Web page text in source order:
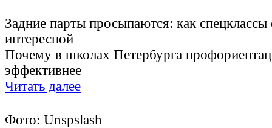
Задние парты просыпаются: как спецклассы
интересной
Почему в школах Петербурга
эффективнее
Читать далее
Фото: Unspslash